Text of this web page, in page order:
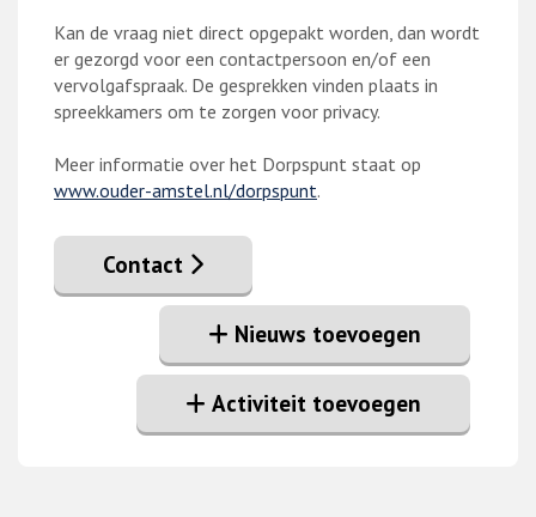
Kan de vraag niet direct opgepakt worden, dan wordt
er gezorgd voor een contactpersoon en/of een
vervolgafspraak. De gesprekken vinden plaats in
spreekkamers om te zorgen voor privacy.
Meer informatie over het Dorpspunt staat op
www.ouder-amstel.nl/dorpspunt.
Contact
Nieuws toevoegen
Activiteit toevoegen